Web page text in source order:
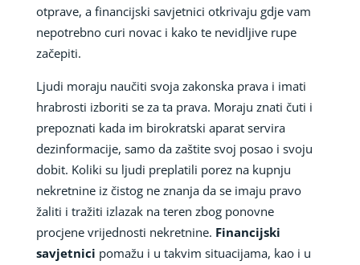
otprave, a financijski savjetnici otkrivaju gdje vam
nepotrebno curi novac i kako te nevidljive rupe
začepiti.
Ljudi moraju naučiti svoja zakonska prava i imati
hrabrosti izboriti se za ta prava. Moraju znati čuti i
prepoznati kada im birokratski aparat servira
dezinformacije, samo da zaštite svoj posao i svoju
dobit. Koliki su ljudi preplatili porez na kupnju
nekretnine iz čistog ne znanja da se imaju pravo
žaliti i tražiti izlazak na teren zbog ponovne
procjene vrijednosti nekretnine. Financijski
savjetnici pomažu i u takvim situacijama, kao i u